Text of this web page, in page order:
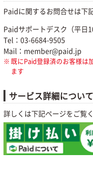
Paidに関するお問合せは下
Paidサポートデスク（平日
Tel：03-6684-9505
Mail：member@paid.jp
既にPaid登録済のお客様は
ます
サービス詳細について
詳しくは下記ページをご覧く